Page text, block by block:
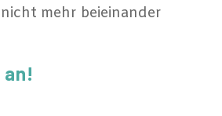
mehr beieinander